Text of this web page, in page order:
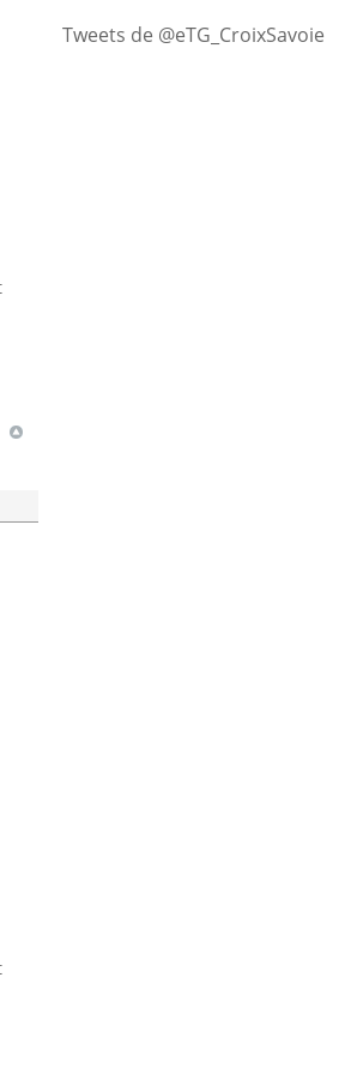
Tweets de @eTG_CroixSavoie